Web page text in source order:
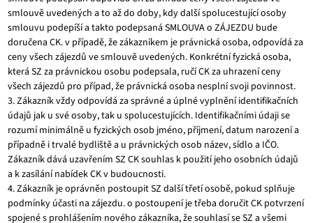
smlouvě uvedených a to až do doby, kdy další spolucestující osoby
smlouvu podepíší a takto podepsaná SMLOUVA o ZÁJEZDU bude
doručena CK. v případě, že zákazníkem je právnická osoba, odpovídá za
ceny všech zájezdů ve smlouvě uvedených. Konkrétní fyzická osoba,
která SZ za právnickou osobu podepsala, ručí CK za uhrazení ceny
všech zájezdů pro případ, že právnická osoba nesplní svoji povinnost.
3. Zákazník vždy odpovídá za správné a úplné vyplnění identifikačních
údajů jak u své osoby, tak u spolucestujících. Identifikačními údaji se
rozumí minimálně u fyzických osob jméno, příjmení, datum narození a
případně i trvalé bydliště a u právnických osob název, sídlo a IČO.
Zákazník dává uzavřením SZ CK souhlas k použití jeho osobních údajů
a k zasílání nabídek CK v budoucnosti.
4. Zákazník je oprávněn postoupit SZ další třetí osobě, pokud splňuje
podmínky účasti na zájezdu. o postoupení je třeba doručit CK potvrzení
spojené s prohlášením nového zákazníka, že souhlasí se SZ a všemi